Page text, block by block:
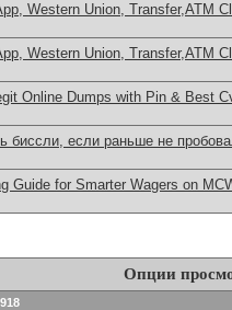
Western Union, Transfer,ATM
Western Union, Transfer,ATM
Online Dumps with Pin & Best
биссли, если раньше не
Guide for Smarter Wagers on
Опции